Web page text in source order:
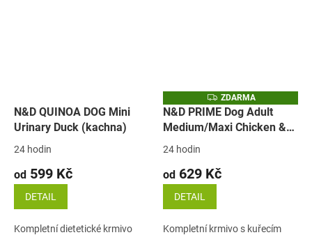
N&D QUINOA DOG Mini
Urinary Duck (kachna)
24 hodin
od 599 Kč
DETAIL
Kompletní dietetické krmivo
Z
D
A
R
ZDARMA
N&D PRIME Dog Adult
Medium/Maxi Chicken &
Pomegranate (kuře a
24 hodin
od 629 Kč
DETAIL
Kompletní krmivo s kuřecím